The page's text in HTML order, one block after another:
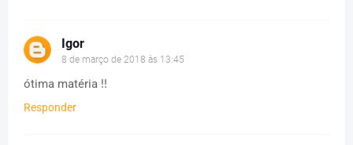
Igor
8 de março de 2018 às 13:45
ótima matéria !!
Responder